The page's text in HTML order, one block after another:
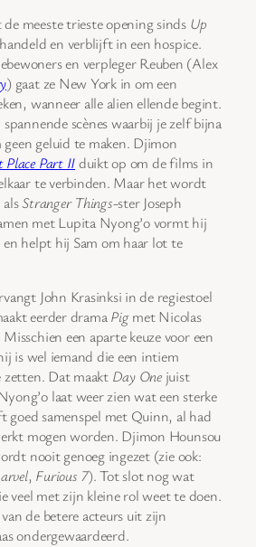
meeste trieste opening sinds Up
en verblijft in een hospice.
en verpleger Reuben (Alex
) gaat ze New York in om een
wanneer alle alien ellende begint.
scènes waarbij je zelf bijna
geluid te maken. Djimon
Place Part IIduikt op om de films in
te verbinden. Maar het wordt
alsStranger Things-ster Joseph
met Lupita Nyong’o vormt hij
helpt hij Sam om haar lot te
John Krasinksi in de regiestoel
eerder dramaPigmet Nicolas
een aparte keuze voor een
is wel iemand die een intiem
zetten. Dat maakt Day Onejuist
laat weer zien wat een sterke
goed samenspel met Quinn, al had
mogen worden. Djimon Hounsou
nooit genoeg ingezet (zie ook:
, Furious 7). Tot slot nog wat
veel met zijn kleine rol weet te doen.
de betere acteurs uit zijn
ondergewaardeerd.